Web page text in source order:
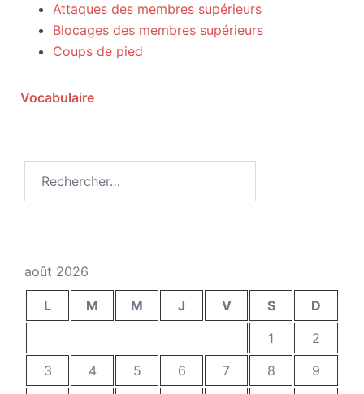
Attaques des membres supérieurs
Blocages des membres supérieurs
Coups de pied
Vocabulaire
août 2026
L M M J V S
D
1
2
3
4 5 6 7 8
9